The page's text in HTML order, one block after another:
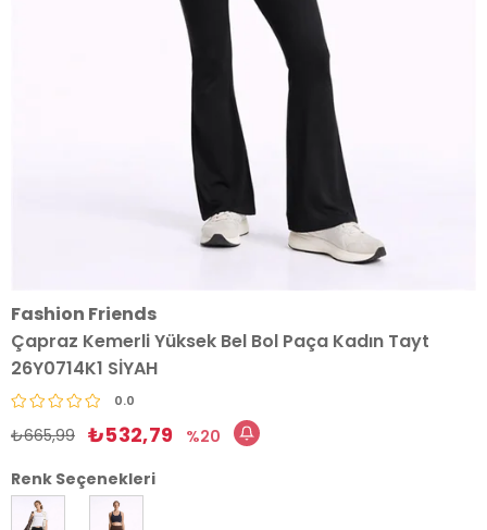
Fashion Friends
Çapraz Kemerli Yüksek Bel Bol Paça Kadın Tayt
26Y0714K1 SİYAH
0.0
₺665,99 ₺532,79
20
Renk Seçenekleri